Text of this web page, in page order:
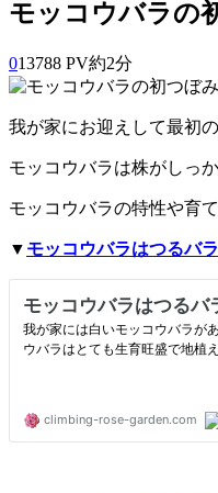
モッコウバラの
013788 PV約2分
我が家にお迎えして最初
モッコウバラは株がしっ
モッコウバラの特性や育
▼ モッコウバラはつるバ